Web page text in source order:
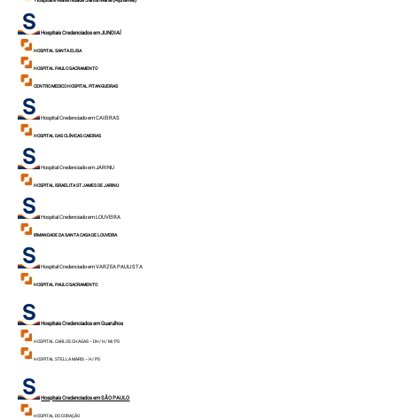
Hospitais Credenciados em JUNDIAÍ
HOSPITAL SANTA ELISA
HOSPITAL PAULO SACRAMENTO
CENTRO MEDICO HOSPITAL PITANGUEIRAS
Hospital Credenciado em CAIEIRAS
HOSPITAL DAS CLÍNICAS CAIEIRAS
Hospital Credenciado em JARINU
HOSPITAL ISRAELITA ST JAMES DE JARINU
Hospital Credenciado em LOUVEIRA
IRMANDADE DA SANTA CASA DE LOUVEIRA
Hospital Credenciado em VARZEA PAULISTA
HOSPITAL PAULO SACRAMENTO
Hospitais Credenciados em Guarulhos
HOSPITAL CARLOS CHAGAS – DH/ H/ M/ PS
HOSPITAL STELLA MARIS – H/ PS
Hospitais Credenciados em SÃO PAULO
HOSPITAL DO CORAÇÃO